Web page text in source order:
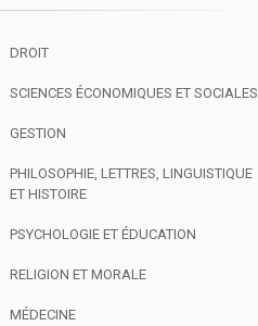
DROIT
SCIENCES ÉCONOMIQUES ET SOCIALES
GESTION
PHILOSOPHIE, LETTRES, LINGUISTIQUE
ET HISTOIRE
PSYCHOLOGIE ET ÉDUCATION
RELIGION ET MORALE
MÉDECINE